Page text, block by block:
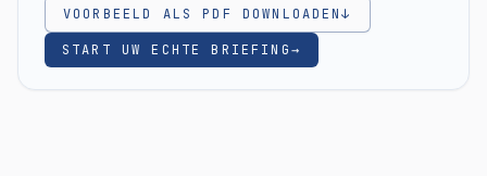
VOORBEELD ALS PDF DOWNLOADEN↓
START UW ECHTE BRIEFING→